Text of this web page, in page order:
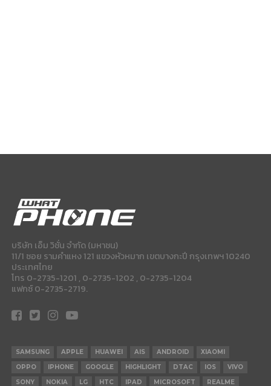
บริษัท เอ็ม วิชั่น จำกัด (มหาชน)
11/1 ซอย รามคำแหง 121 แขวงหัวหมาก เขตบางกะปี กรุงเทพฯ 10240
ประเทศไทย
โทร 0-2735-1201 , 0-2735-1202 , 0-2735-1204
แฟกซ์ 0-2735-2719.
SAMSUNG APPLE HUAWEI AIS ANDROID
XIAOMI
OPPO
IPHONE GOOGLE HIGHLIGHT DTAC IOS
VIVO
SONY
NOKIA LG HTC IPAD MICROSOFT
REALME